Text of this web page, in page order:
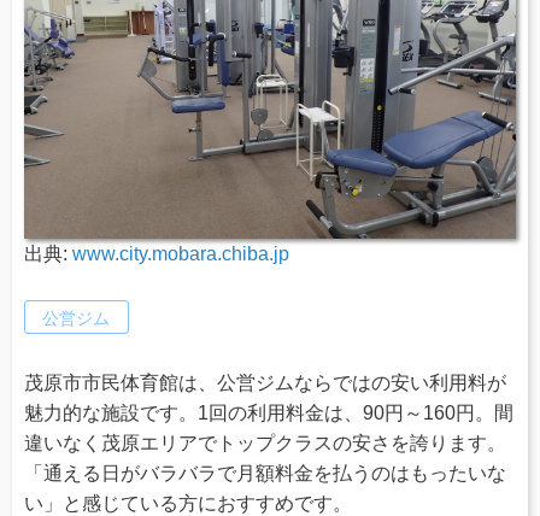
出典: www.city.mobara.chiba.jp
公営ジム
茂原市市民体育館は、公営ジムならではの安い利用料が
魅力的な施設です。1回の利用料金は、90円～160円。間
違いなく茂原エリアでトップクラスの安さを誇ります。
「通える日がバラバラで月額料金を払うのはもったいな
い」と感じている方におすすめです。